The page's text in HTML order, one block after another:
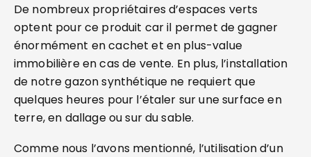
De nombreux propriétaires d’espaces verts
optent pour ce produit car il permet de gagner
énormément en cachet et en plus-value
immobilière en cas de vente. En plus, l’installation
de notre gazon synthétique ne requiert que
quelques heures pour l’étaler sur une surface en
terre, en dallage ou sur du sable.
Comme nous l’avons mentionné, l’utilisation d’un